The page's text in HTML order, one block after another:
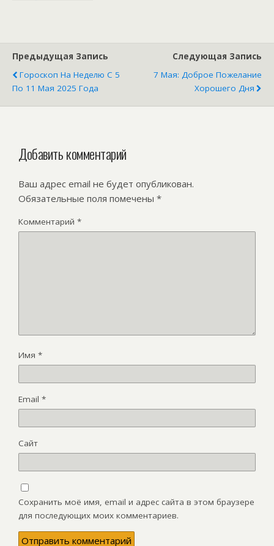
Предыдущая Запись
Гороскоп На Неделю С 5
По 11 Мая 2025 Года
Следующая Запись
7 Мая: Доброе Пожелание
Хорошего Дня
Добавить комментарий
Ваш адрес email не будет опубликован.
Обязательные поля помечены *
Комментарий *
Имя *
Email *
Сайт
Сохранить моё имя, email и адрес сайта в этом браузере
для последующих моих комментариев.